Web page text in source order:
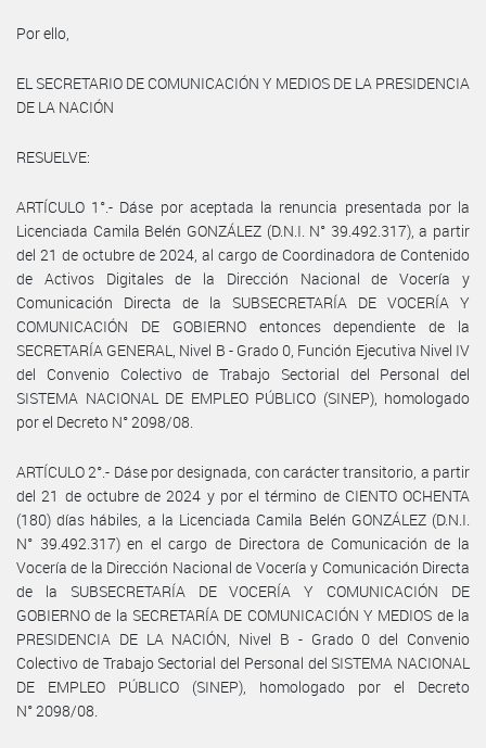
Por ello,
EL SECRETARIO DE COMUNICACIÓN Y MEDIOS DE LA PRESIDENCIA
DE LA NACIÓN
RESUELVE:
ARTÍCULO 1°.- Dáse por aceptada la renuncia presentada por la
Licenciada Camila Belén GONZÁLEZ (D.N.I. N° 39.492.317), a partir
del 21 de octubre de 2024, al cargo de Coordinadora de Contenido
de Activos Digitales de la Dirección Nacional de Vocería y
Comunicación Directa de la SUBSECRETARÍA DE VOCERÍA Y
COMUNICACIÓN DE GOBIERNO entonces dependiente de la
SECRETARÍA GENERAL, Nivel B - Grado 0, Función Ejecutiva Nivel IV
del Convenio Colectivo de Trabajo Sectorial del Personal del
SISTEMA NACIONAL DE EMPLEO PÚBLICO (SINEP), homologado
por el Decreto N° 2098/08.
ARTÍCULO 2°.- Dáse por designada, con carácter transitorio, a partir
del 21 de octubre de 2024 y por el término de CIENTO OCHENTA
(180) días hábiles, a la Licenciada Camila Belén GONZÁLEZ (D.N.I.
N° 39.492.317) en el cargo de Directora de Comunicación de la
Vocería de la Dirección Nacional de Vocería y Comunicación Directa
de la SUBSECRETARÍA DE VOCERÍA Y COMUNICACIÓN DE
GOBIERNO de la SECRETARÍA DE COMUNICACIÓN Y MEDIOS de la
PRESIDENCIA DE LA NACIÓN, Nivel B - Grado 0 del Convenio
Colectivo de Trabajo Sectorial del Personal del SISTEMA NACIONAL
DE EMPLEO PÚBLICO (SINEP), homologado por el Decreto
N° 2098/08.